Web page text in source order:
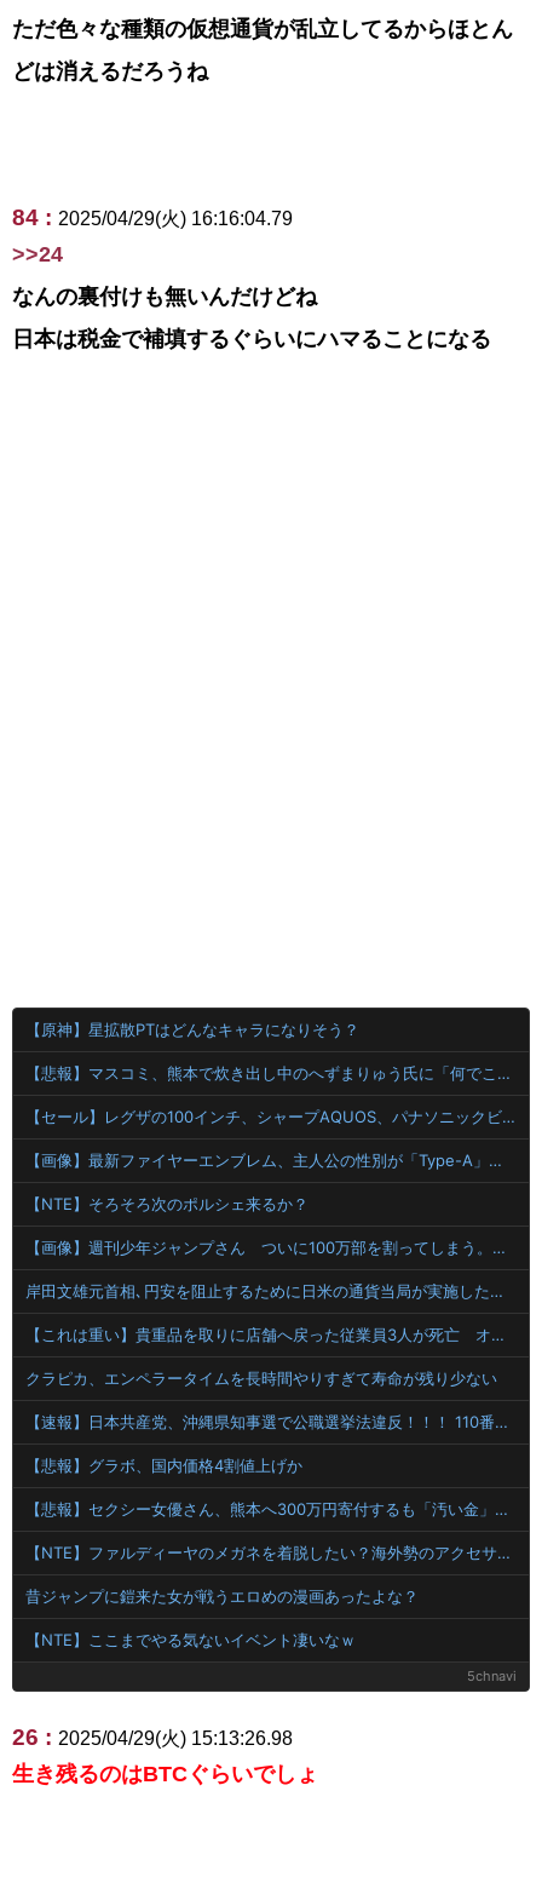
ただ色々な種類の仮想通貨が乱立してるからほとん
どは消えるだろうね
84 : 2025/04/29(火) 16:16:04.79
>>24
なんの裏付けも無いんだけどね
日本は税金で補填するぐらいにハマることになる
【原神】星拡散PTはどんなキャラになりそう？
【悲報】マスコミ、熊本で炊き出し中のへずまりゅう氏に「何でこんなことを？」と質問ｗｗｗｗ
【セール】レグザの100インチ、シャープAQUOS、パナソニックビエラ、ハイセンス（100V型）などの４K液晶テレビがセール中！
【画像】最新ファイヤーエンブレム、主人公の性別が「Type-A」と「Type-B」になってしまう
【NTE】そろそろ次のポルシェ来るか？
【画像】週刊少年ジャンプさん ついに100万部を割ってしまう。何故ジャンプは読まれなくなったのか
岸田文雄元首相､円安を阻止するために日米の通貨当局が実施した為替介入は｢一時しのぎに過ぎない｣との認識を示す
【これは重い】貴重品を取りに店舗へ戻った従業員3人が死亡 オンワードが再発防止策を発表
クラピカ、エンペラータイムを長時間やりすぎて寿命が残り少ない
【速報】日本共産党、沖縄県知事選で公職選挙法違反！！！ 110番通報されても辞全くめない件
【悲報】グラボ、国内価格4割値上げか
【悲報】セクシー女優さん、熊本へ300万円寄付するも「汚い金」「投稿するな」と叩かれる
【NTE】ファルディーヤのメガネを着脱したい？海外勢のアクセサリー切り替え要望まとめ
昔ジャンプに鎧来た女が戦うエロめの漫画あったよな？
【NTE】ここまでやる気ないイベント凄いなｗ
5chnavi
26 : 2025/04/29(火) 15:13:26.98
生き残るのはBTCぐらいでしょ